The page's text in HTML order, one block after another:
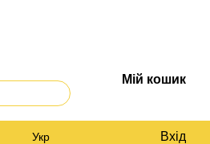
Мій кошик
Укр Вхід